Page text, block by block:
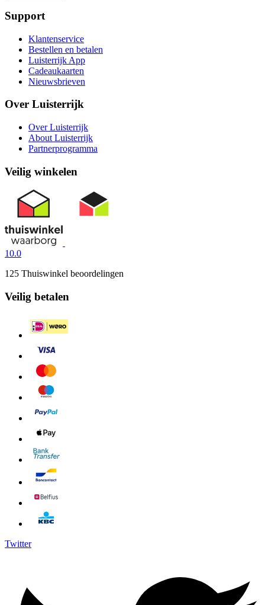
Support
Klantenservice
Bestellen en betalen
Luisterrijk App
Cadeaukaarten
Nieuwsbrieven
Over Luisterrijk
Over Luisterrijk
About Luisterrijk
Partnerprogramma
Veilig winkelen
10.0
125 Thuiswinkel beoordelingen
Veilig betalen
Twitter